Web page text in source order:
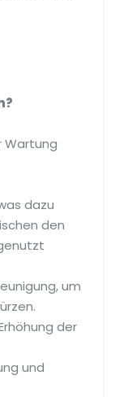
Wartung
dazu
den
um
der
und